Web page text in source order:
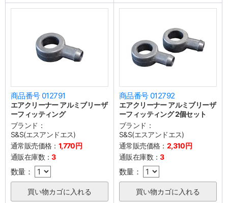
商品番号 012791
エアクリーナー アルミブリーザ
ーフィッティング
ブランド：
S&S(エスアンドエス)
通常販売価格： 1,770円
通販在庫数：3
数量：
商品番号 012792
エアクリーナー アルミブリーザ
ーフィッティング 2個セット
ブランド：
S&S(エスアンドエス)
通常販売価格： 2,310円
通販在庫数：3
数量：